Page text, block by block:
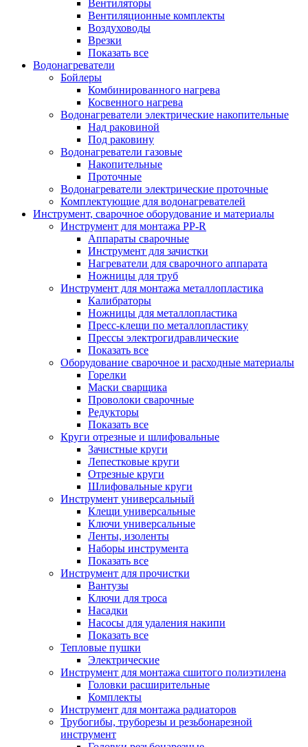
Вентиляторы
Вентиляционные комплекты
Воздуховоды
Врезки
Показать все
Водонагреватели
Бойлеры
Комбинированного нагрева
Косвенного нагрева
Водонагреватели электрические накопительные
Над раковиной
Под раковину
Водонагреватели газовые
Накопительные
Проточные
Водонагреватели электрические проточные
Комплектующие для водонагревателей
Инструмент, сварочное оборудование и материалы
Инструмент для монтажа PP-R
Аппараты сварочные
Инструмент для зачистки
Нагреватели для сварочного аппарата
Ножницы для труб
Инструмент для монтажа металлопластика
Калибраторы
Ножницы для металлопластика
Пресс-клещи по металлопластику
Прессы электрогидравлические
Показать все
Оборудование сварочное и расходные материалы
Горелки
Маски сварщика
Проволоки сварочные
Редукторы
Показать все
Круги отрезные и шлифовальные
Зачистные круги
Лепестковые круги
Отрезные круги
Шлифовальные круги
Инструмент универсальный
Клещи универсальные
Ключи универсальные
Ленты, изоленты
Наборы инструмента
Показать все
Инструмент для прочистки
Вантузы
Ключи для троса
Насадки
Насосы для удаления накипи
Показать все
Тепловые пушки
Электрические
Инструмент для монтажа сшитого полиэтилена
Головки расширительные
Комплекты
Инструмент для монтажа радиаторов
Трубогибы, труборезы и резьбонарезной
инструмент